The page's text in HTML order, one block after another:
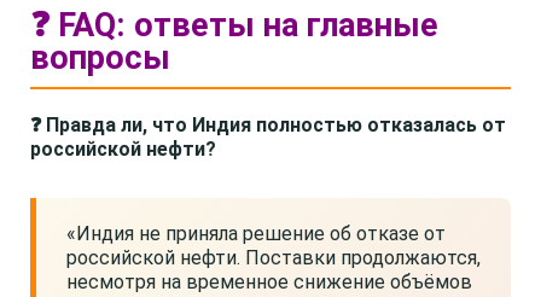
❓ FAQ: ответы на главные
вопросы
❓ Правда ли, что Индия полностью отказалась от
российской нефти?
«Индия не приняла решение об отказе от
российской нефти. Поставки продолжаются,
несмотря на временное снижение объёмов